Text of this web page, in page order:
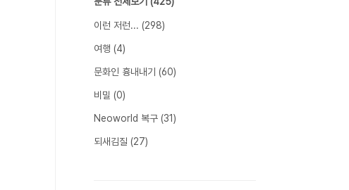
이런 저런... (298)
여행 (4)
문화인 흉내내기 (60)
비밀 (0)
Neoworld 복구 (31)
되새김질 (27)